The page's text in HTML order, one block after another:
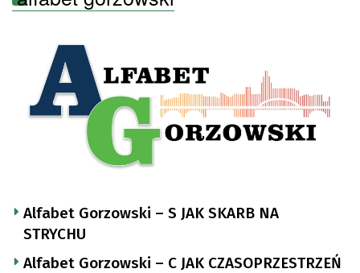
Alfabet Gorzowski – S JAK SKARB NA
STRYCHU
Alfabet Gorzowski – C JAK CZASOPRZESTRZEŃ